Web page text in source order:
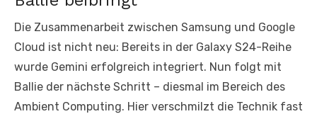
Die Zusammenarbeit zwischen Samsung und Google
Cloud ist nicht neu: Bereits in der Galaxy S24-Reihe
wurde Gemini erfolgreich integriert. Nun folgt mit
Ballie der nächste Schritt – diesmal im Bereich des
Ambient Computing. Hier verschmilzt die Technik fast